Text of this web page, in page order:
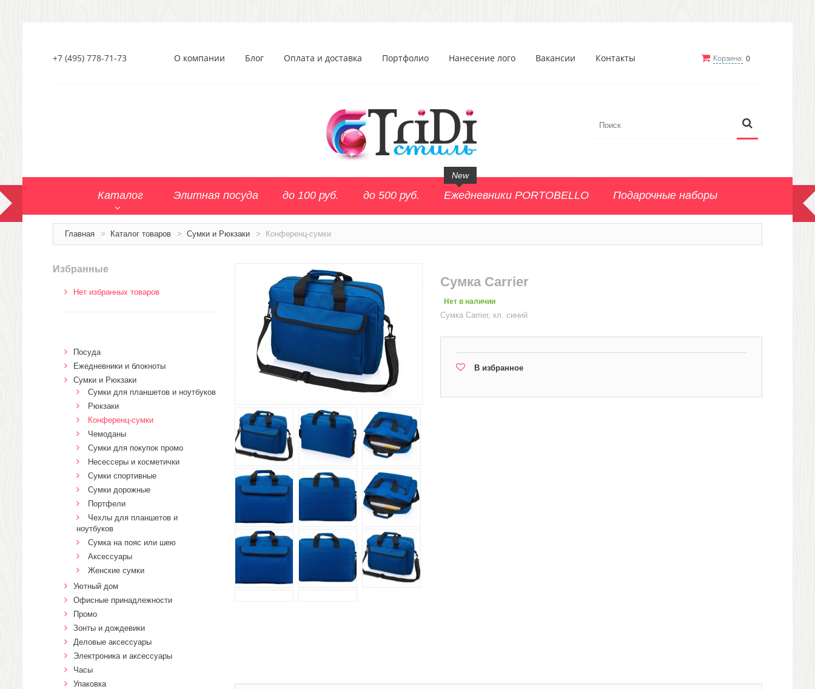
Корзина: 0
+7 (495) 778-71-73 О компании Блог Оплата и доставка Портфолио Нанесение лого Вакансии Контакты
Каталог Элитная посуда до 100 руб. до 500 руб. Ежедневники PORTOBELLO
New
Подарочные наборы
Главная > Каталог товаров > Сумки и Рюкзаки > Конференц-сумки
Сумка Carrier
Нет в наличии
Сумка Carrier, кл. синий
В избранное
Избранные
Нет избранных товаров
Посуда
Ежедневники и блокноты
Сумки и Рюкзаки
Сумки для планшетов и ноутбуков
Рюкзаки
Конференц-сумки
Чемоданы
Сумки для покупок промо
Несессеры и косметички
Сумки спортивные
Сумки дорожные
Портфели
Чехлы для планшетов и
ноутбуков
Сумка на пояс или шею
Аксессуары
Женские сумки
Уютный дом
Офисные принадлежности
Промо
Зонты и дождевики
Деловые аксессуары
Электроника и аксессуары
Часы
Упаковка